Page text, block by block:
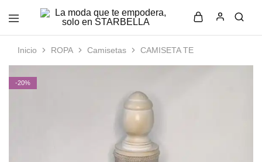
que
empodera,
solo
en
con
y
elegancia
en
Inicio ROPA Camisetas CAMISETA TE
-20%